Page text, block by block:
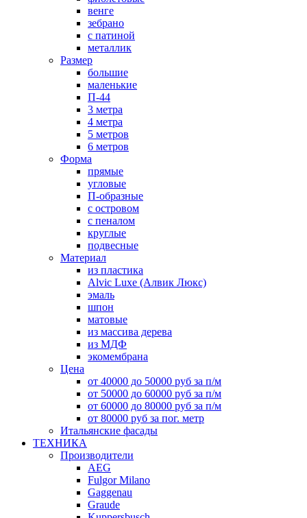
венге
зебрано
с патиной
металлик
Размер
большие
маленькие
П-44
3 метра
4 метра
5 метров
6 метров
Форма
прямые
угловые
П-образные
с островом
с пеналом
круглые
подвесные
Материал
из пластика
Alvic Luxe (Алвик Люкс)
эмаль
шпон
матовые
из массива дерева
из МДФ
экомембрана
Цена
от 40000 до 50000 руб за п/м
от 50000 до 60000 руб за п/м
от 60000 до 80000 руб за п/м
от 80000 руб за пог. метр
Итальянские фасады
ТЕХНИКА
Производители
AEG
Fulgor Milano
Gaggenau
Graude